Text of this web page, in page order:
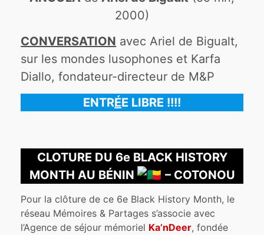
2000)
CONVERSATION avec Ariel de Bigualt,
sur les mondes lusophones et Karfa
Diallo, fondateur-directeur de M&P
ENTRÉE LIBRE !!!!
CLOTURE DU 6e BLACK HISTORY
MONTH AU BÉNIN
– COTONOU
Pour la clôture de ce 6e Black History Month, le
réseau Mémoires & Partages s’associe avec
l’Agence de séjour mémoriel Ka’nDeer, fondée